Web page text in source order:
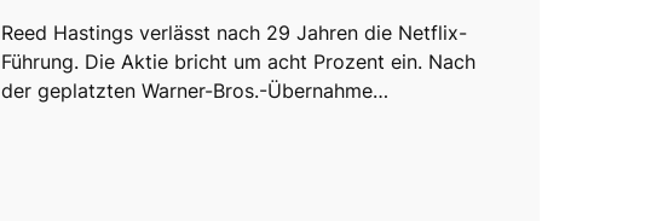
Reed Hastings verlässt nach 29 Jahren die Netflix-
Führung. Die Aktie bricht um acht Prozent ein. Nach
der geplatzten Warner-Bros.-Übernahme…